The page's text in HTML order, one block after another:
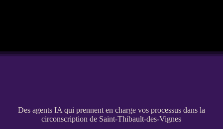
Des agents IA qui prennent en charge vos processus dans la
circonscription de Saint-Thibault-des-Vignes